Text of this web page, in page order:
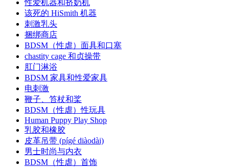
性爱机器和挤奶机
该死的 HiSmith 机器
刺激乳头
捆绑商店
BDSM（性虐）面具和口塞
chastity cage 和贞操带
肛门淋浴
BDSM 家具和性爱家具
电刺激
鞭子、笞杖和桨
BDSM（性虐）性玩具
Human Puppy Play Shop
乳胶和橡胶
皮革吊带 (pígé diàodài)
男士时尚与内衣
BDSM（性虐）首饰